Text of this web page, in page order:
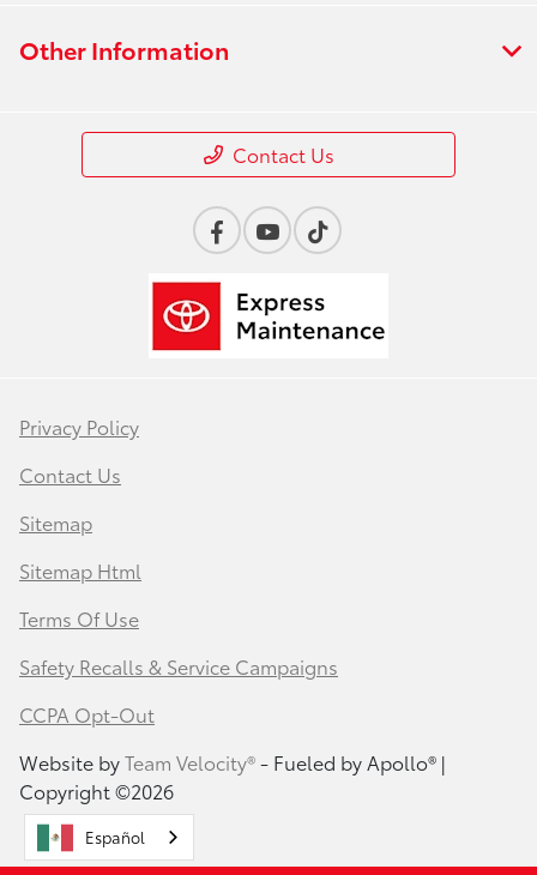
Other Information
Contact Us
Privacy Policy
Contact Us
Sitemap
Sitemap Html
Terms Of Use
Safety Recalls & Service Campaigns
CCPA Opt-Out
Website byTeam Velocity®- Fueled by Apollo® |
Copyright ©2026
Español